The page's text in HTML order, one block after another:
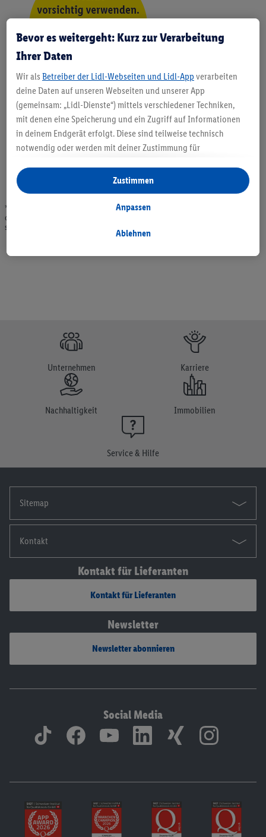
* Angebote solange Vorrat. Abgabe nur in haushaltsüblichen Mengen. Verkauf
ohne Dekoration. Die hier beworbenen Produkte, vor allem NonFood-Produkte,
sind nicht alle dauerhaft im Sortiment. Abbildungen ähnlich.
Unternehmen Karriere
Nachhaltigkeit Immobilien
Service & Hilfe
Sitemap
Kontakt
Kontakt für Lieferanten
Kontakt für Lieferanten
Newsletter
Newsletter abonnieren
Social Media
Bevor es weitergeht: Kurz zur Verarbeitung
Ihrer Daten
Wir als Betreiber der Lidl-Webseiten und Lidl-App verarbeiten
deine Daten auf unseren Webseiten und unserer App
(gemeinsam: „Lidl-Dienste“) mittels verschiedener Techniken,
mit denen eine Speicherung und ein Zugriff auf Informationen
in deinem Endgerät erfolgt. Diese sind teilweise technisch
notwendig oder werden mit deiner Zustimmung für
personalisierte Werbung innerhalb und außerhalb der Lidl-
Dienste verwendet. Sofern du Teilnehmer des Lidl Plus-
Programms bist, werden für diese Zwecke auch Daten aus
Unter „Anpassen“ kannst du einzelne Verwendungszwecke
Speicherdauer der Daten und zu deinem Recht, deine
Einwilligung jederzeit mit Wirkung für die Zukunft zu
Die Impressen findest du hier.
Ablehnen
Anpassen
Zustimmen